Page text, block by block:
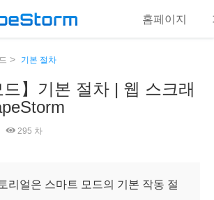
홈페이지
> 기본 절차
드】기본 절차 | 웹 스크래
295 차
리얼은 스마트 모드의 기본 작동 절